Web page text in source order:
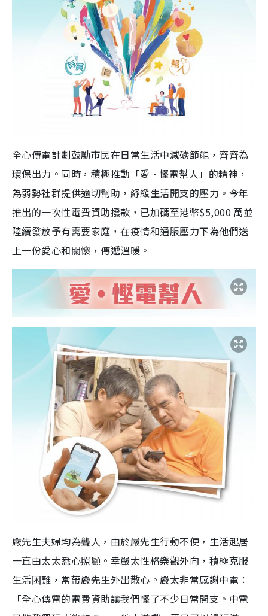
全心傳電計劃鼓勵市民在日常生活中減碳節能，齊齊為
環保出力。同時，積極推動「愛•慳電幫人」的精神，
為弱勢社群提供適切幫助，紓緩生活開支的壓力。今年
推出的一次性電費資助撥款，已加碼至港幣$5,000 萬並
陸續發放予有需要家庭，在疫情和通脹壓力下為他們送
上一份愛心和關懷，傳遞溫暖。
嚴先生夫婦均為聾人，由於嚴先生行動不便，生活起居
一直由太太悉心照顧。幸嚴太性格樂觀外向，積極克服
生活困難，常帶嚴先生外出散心。嚴太非常感謝中電：
「全心傳電的電費資助讓我們慳了不少日常開支。中電